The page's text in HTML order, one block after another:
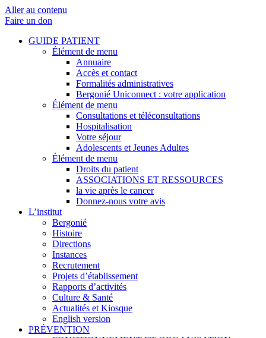
Aller au contenu
Faire un don
GUIDE PATIENT
Élément de menu
Annuaire
Accès et contact
Formalités administratives
Bergonié Uniconnect : votre application
Élément de menu
Consultations et téléconsultations
Hospitalisation
Votre séjour
Adolescents et Jeunes Adultes
Élément de menu
Droits du patient
ASSOCIATIONS ET RESSOURCES
la vie après le cancer
Donnez-nous votre avis
L’institut
Bergonié
Histoire
Directions
Instances
Recrutement
Projets d’établissement
Rapports d’activités
Culture & Santé
Actualités et Kiosque
English version
PRÉVENTION